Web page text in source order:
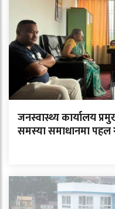
जनस्वास्थ्य कार्यालय
समस्या समाधानमा पहल